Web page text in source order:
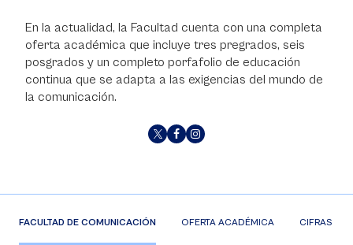
En la actualidad, la Facultad cuenta con una completa
oferta académica que incluye tres pregrados, seis
posgrados y un completo porfafolio de educación
continua que se adapta a las exigencias del mundo de
la comunicación.
FACULTAD DE COMUNICACIÓN OFERTA ACADÉMICA CIFRAS